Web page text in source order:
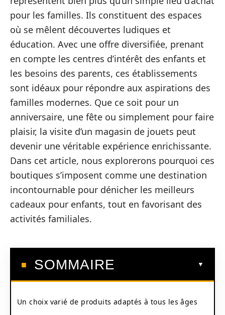
pour les familles. Ils constituent des espaces
où se mêlent découvertes ludiques et
éducation. Avec une offre diversifiée, prenant
en compte les centres d’intérêt des enfants et
les besoins des parents, ces établissements
sont idéaux pour répondre aux aspirations des
familles modernes. Que ce soit pour un
anniversaire, une fête ou simplement pour faire
plaisir, la visite d’un magasin de jouets peut
devenir une véritable expérience enrichissante.
Dans cet article, nous explorerons pourquoi ces
boutiques s’imposent comme une destination
incontournable pour dénicher les meilleurs
cadeaux pour enfants, tout en favorisant des
activités familiales.
SOMMAIRE
Un choix varié de produits adaptés à tous les âges